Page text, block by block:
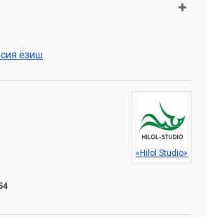
очиқ
- Динимиз шиори
Фиръавн қавмига даъвати
гуноҳ
Мўминнинг мўминдаги ҳаққи
ёзиш
«Hilol Studio»